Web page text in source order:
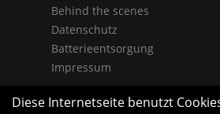
Behind the scenes
Datenschutz
Batterieentsorgung
Impressum
Diese Internetseite benutzt